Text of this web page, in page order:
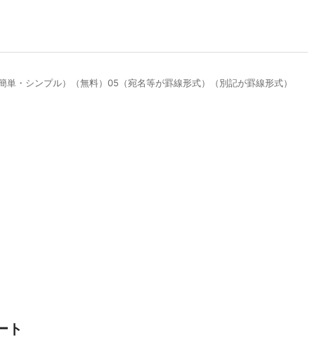
・シンプル）（無料）05（宛名等が罫線形式）（別記が罫線形式）
ト